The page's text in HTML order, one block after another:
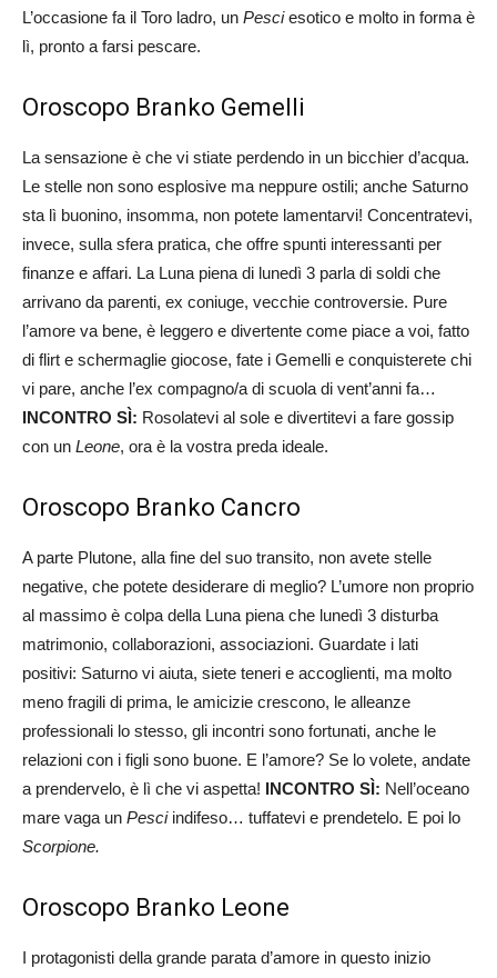
L’occasione fa il Toro ladro, un Pesciesotico e molto in forma è
lì, pronto a farsi pescare.
Oroscopo Branko Gemelli
La sensazione è che vi stiate perdendo in un bicchier d’acqua.
Le stelle non sono esplosive ma neppure ostili; anche Saturno
sta lì buonino, insomma, non potete lamentarvi! Concentratevi,
invece, sulla sfera pratica, che offre spunti interessanti per
finanze e affari. La Luna piena di lunedì 3 parla di soldi che
arrivano da parenti, ex coniuge, vecchie controversie. Pure
l’amore va bene, è leggero e divertente come piace a voi, fatto
di flirt e schermaglie giocose, fate i Gemelli e conquisterete chi
vi pare, anche l’ex compagno/a di scuola di vent’anni fa…
INCONTRO SÌ: Rosolatevi al sole e divertitevi a fare gossip
con un Leone, ora è la vostra preda ideale.
Oroscopo Branko Cancro
A parte Plutone, alla fine del suo transito, non avete stelle
negative, che potete desiderare di meglio? L’umore non proprio
al massimo è colpa della Luna piena che lunedì 3 disturba
matrimonio, collaborazioni, associazioni. Guardate i lati
positivi: Saturno vi aiuta, siete teneri e accoglienti, ma molto
meno fragili di prima, le amicizie crescono, le alleanze
professionali lo stesso, gli incontri sono fortunati, anche le
relazioni con i figli sono buone. E l’amore? Se lo volete, andate
a prendervelo, è lì che vi aspetta! INCONTRO SÌ: Nell’oceano
mare vaga un Pesci indifeso… tuffatevi e prendetelo. E poi lo
Scorpione.
Oroscopo Branko Leone
I protagonisti della grande parata d’amore in questo inizio